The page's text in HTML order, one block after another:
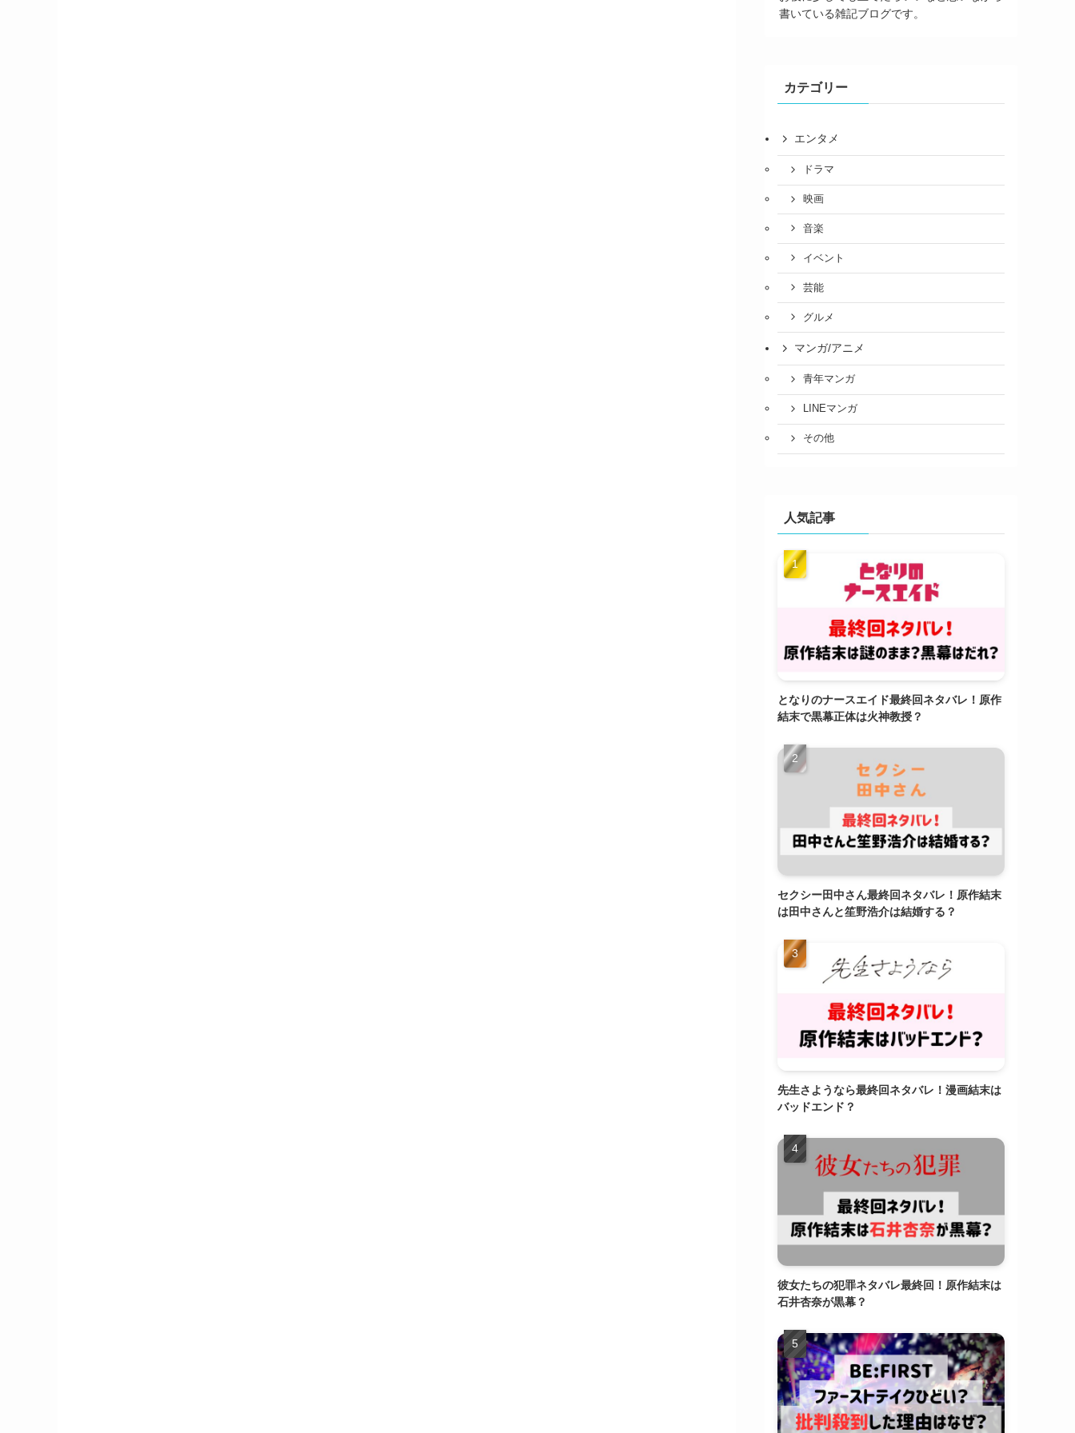
書いている雑記ブログです。
カテゴリー
エンタメ
ドラマ
映画
音楽
イベント
芸能
グルメ
マンガ/アニメ
青年マンガ
LINEマンガ
その他
人気記事
となりのナースエイド最終回ネタバレ！原作
結末で黒幕正体は火神教授？
セクシー田中さん最終回ネタバレ！原作結末
は田中さんと笙野浩介は結婚する？
先生さようなら最終回ネタバレ！漫画結末は
バッドエンド？
彼女たちの犯罪ネタバレ最終回！原作結末は
石井杏奈が黒幕？